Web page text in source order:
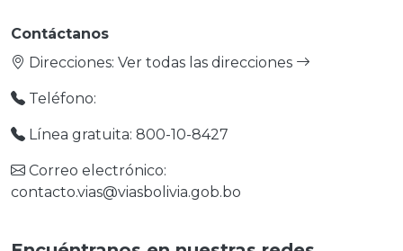
Contáctanos
Direcciones: Ver todas las direcciones
Teléfono:
Línea gratuita: 800-10-8427
Correo electrónico:
contacto.vias@viasbolivia.gob.bo